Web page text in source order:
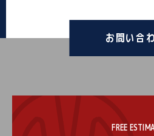
お問い合
FREE